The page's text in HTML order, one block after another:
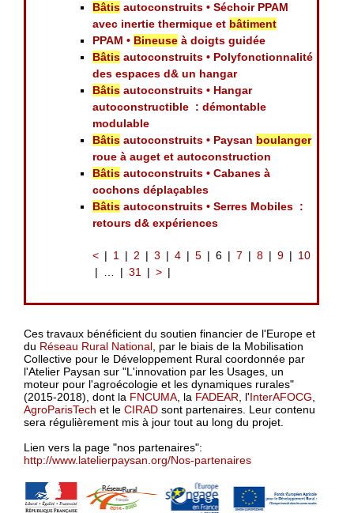
Bâtis autoconstruits • Séchoir PPAM
avec inertie thermique et bâtiment
PPAM • Bineuse à doigts guidée
Bâtis autoconstruits • Polyfonctionnalité
des espaces d& un hangar
Bâtis autoconstruits • Hangar
autoconstructible : démontable
modulable
Bâtis autoconstruits • Paysan boulanger
roue à auget et autoconstruction
Bâtis autoconstruits • Cabanes à
cochons déplaçables
Bâtis autoconstruits • Serres Mobiles :
retours d& expériences
< 1 2 3 4 5 6 7 8 9
10
…
31 >
Ces travaux bénéficient du soutien financier de l'Europe et
du Réseau Rural National, par le biais de la Mobilisation
Collective pour le Développement Rural coordonnée par
l'Atelier Paysan sur "L'innovation par les Usages, un
moteur pour l'agroécologie et les dynamiques rurales"
(2015-2018), dont la FNCUMA, la FADEAR, l'InterAFOCG,
AgroParisTech et le CIRAD sont partenaires. Leur contenu
sera régulièrement mis à jour tout au long du projet.
Lien vers la page "nos partenaires":
http://www.latelierpaysan.org/Nos-partenaires